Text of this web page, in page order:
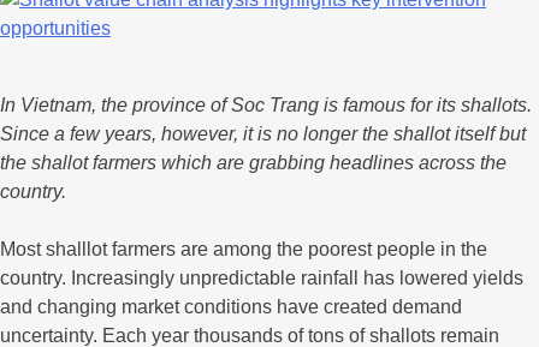
In Vietnam, the province of Soc Trang is famous for its shallots.
Since a few years, however, it is no longer the shallot itself but
the shallot farmers which are grabbing headlines across the
country.
Most shalllot farmers are among the poorest people in the
country. Increasingly unpredictable rainfall has lowered yields
and changing market conditions have created demand
uncertainty. Each year thousands of tons of shallots remain